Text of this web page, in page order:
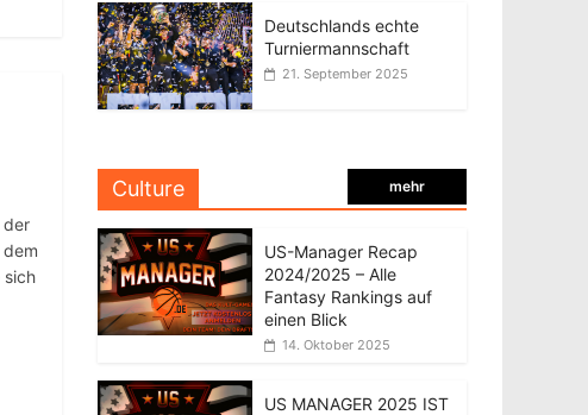
der
sich
Deutschlands echte
Turniermannschaft
21. September 2025
Culture mehr
US-Manager Recap
2024/2025 – Alle
Fantasy Rankings auf
einen Blick
14. Oktober 2025
US MANAGER 2025 IST